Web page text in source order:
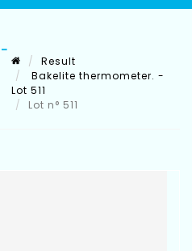
-
Result
Bakelite thermometer. -
Lot 511
Lot n° 511